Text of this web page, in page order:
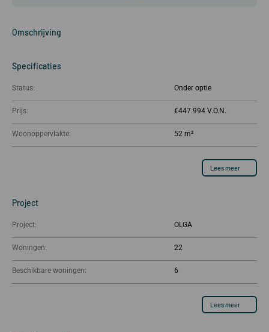
Omschrijving
Specificaties
Status: Onder optie
Prijs: €447.994
Woonoppervlakte: 52 m²
Lees meer
Project
Project: OLGA
Woningen: 22
Beschikbare woningen: 6
Lees meer